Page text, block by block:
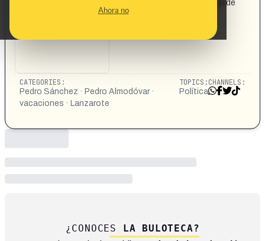
Ahora no
Pedro Sánchez ha invitado a Almodóvar a la residencia de
CATEGORIES:
Pedro Sánchez · Pedro Almodóvar ·
vacaciones · Lanzarote
TOPICS:
Política
CHANNELS:
¿CONOCES LA BULOTECA?